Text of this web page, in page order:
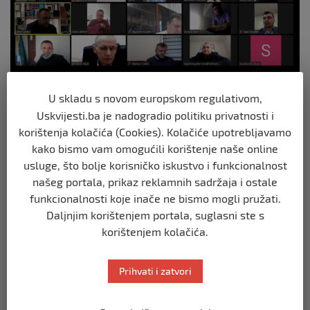
U skladu s novom europskom regulativom,
Uskvijesti.ba je nadogradio politiku privatnosti i
korištenja kolačića (Cookies). Kolačiće upotrebljavamo
kako bismo vam omogućili korištenje naše online
usluge, što bolje korisničko iskustvo i funkcionalnost
našeg portala, prikaz reklamnih sadržaja i ostale
funkcionalnosti koje inače ne bismo mogli pružati.
Daljnjim korištenjem portala, suglasni ste s
korištenjem kolačića.
Prihvati i zatvori